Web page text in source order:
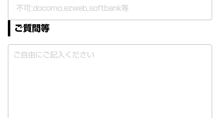
ご質問等